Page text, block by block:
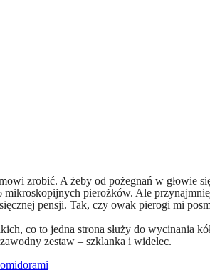
zrobić. A żeby od pożegnań w głowie
pierożków. Ale
pensji. Tak, czy owak pierogi mi
co to jedna strona służy do wycinania
zestaw – szklanka i widelec.